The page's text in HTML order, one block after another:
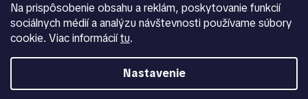
Na prispôsobenie obsahu a reklám, poskytovanie funkcií
sociálnych médií a analýzu návštevnosti používame súbory
cookie. Viac informáciítu.
Nastavenie
+420 775 371 692